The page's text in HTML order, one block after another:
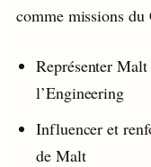
comme missions du
Représenter
l’Engineering
Influencer et
de Malt